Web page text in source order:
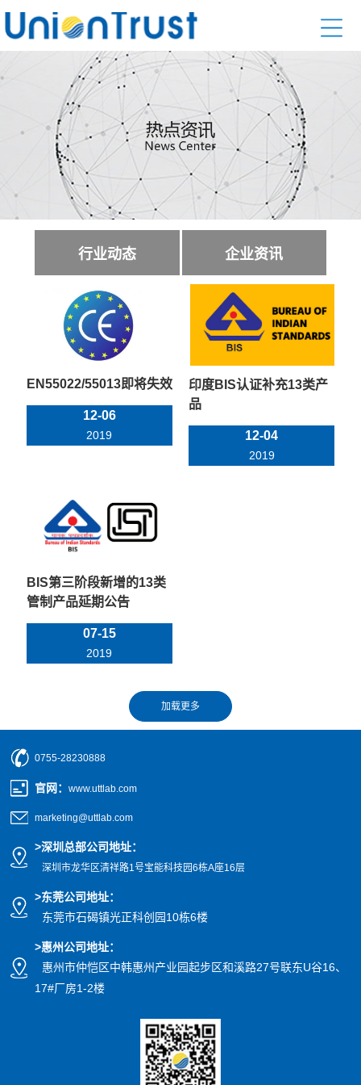
行业动态 企业资讯
EN55022/55013即将失效
12-06
2019
印度BIS认证补充13类产
品
12-04
2019
BIS第三阶段新增的13类
管制产品延期公告
07-15
2019
0755-28230888
官网 ：www.uttlab.com
marketing@uttlab.com
>深圳总部公司地址：
深圳市龙华区清祥路1号宝能科技园6栋A座16层
>东莞公司地址：
东莞市石碣镇光正科创园10栋6楼
>惠州公司地址：
惠州市仲恺区中韩惠州产业园起步区和溪路27号联东U谷16、
17#厂房1-2楼